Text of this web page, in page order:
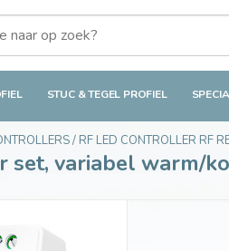
STUC & TEGEL PROFIEL
warm/koude kleurtemperatuur
/ RF LED CONTROLLER RF
variabel warm/